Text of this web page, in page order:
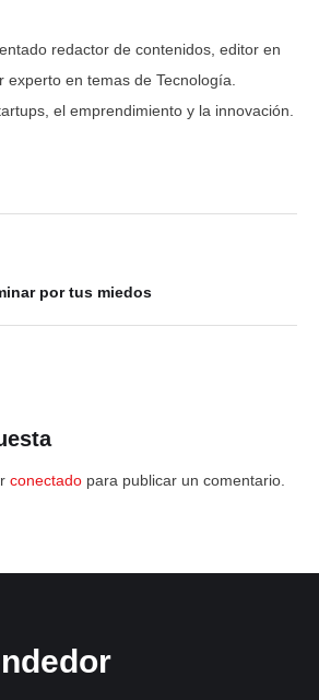
redactor de contenidos, editor en
experto en temas de Tecnología.
el emprendimiento y la innovación.
por tus miedos
conectado para publicar un comentario.